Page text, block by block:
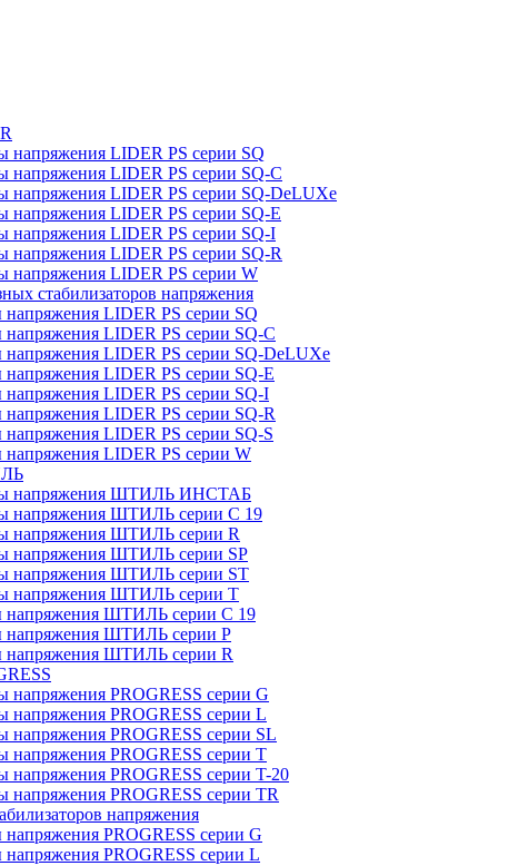
напряжения LIDER PS серии SQ
напряжения LIDER PS серии SQ-C
напряжения LIDER PS серии SQ-DeLUXe
напряжения LIDER PS серии SQ-E
напряжения LIDER PS серии SQ-I
напряжения LIDER PS серии SQ-R
напряжения LIDER PS серии W
стабилизаторов напряжения
напряжения LIDER PS серии SQ
напряжения LIDER PS серии SQ-C
напряжения LIDER PS серии SQ-DeLUXe
напряжения LIDER PS серии SQ-E
напряжения LIDER PS серии SQ-I
напряжения LIDER PS серии SQ-R
напряжения LIDER PS серии SQ-S
напряжения LIDER PS серии W
напряжения ШТИЛЬ ИНСТАБ
напряжения ШТИЛЬ серии C 19
напряжения ШТИЛЬ серии R
напряжения ШТИЛЬ серии SP
напряжения ШТИЛЬ серии ST
напряжения ШТИЛЬ серии T
напряжения ШТИЛЬ серии C 19
напряжения ШТИЛЬ серии P
напряжения ШТИЛЬ серии R
напряжения PROGRESS серии G
напряжения PROGRESS серии L
напряжения PROGRESS серии SL
напряжения PROGRESS серии T
напряжения PROGRESS серии T-20
напряжения PROGRESS серии TR
напряжения
напряжения PROGRESS серии G
напряжения PROGRESS серии L